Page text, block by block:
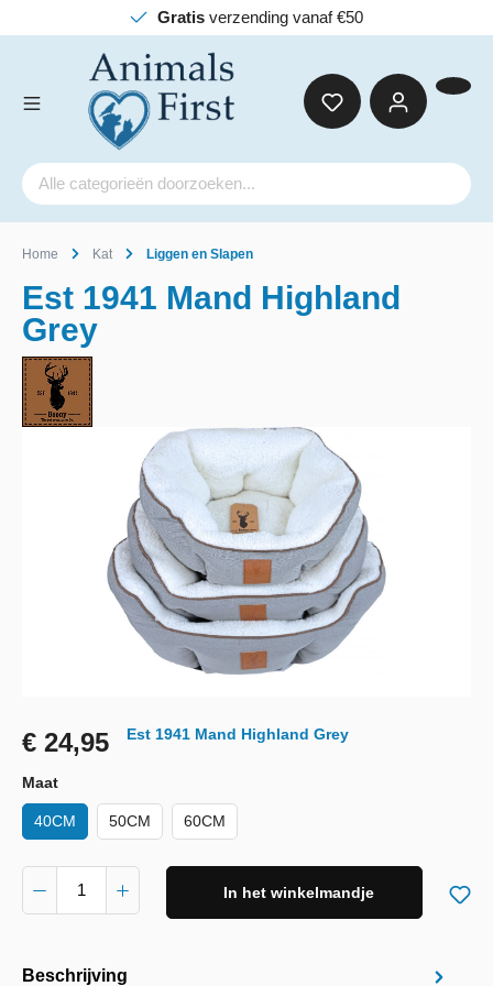
verzending vanaf €50
Home Kat Liggen en Slapen
Est 1941 Mand Highland
Grey
€ 24,95 Est 1941 Mand Highland Grey
Maat
40CM 50CM 60CM
In het winkelmandje
Beschrijving